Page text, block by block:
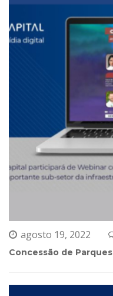
agosto 19, 2022
Concessão de Parque